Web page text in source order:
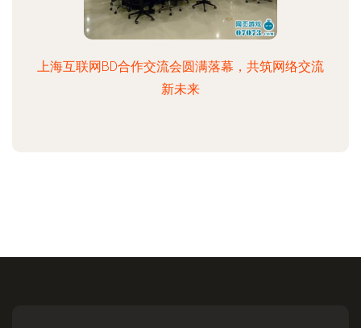
上海互联网BD合作交流会圆满落幕，共筑网络交流
新未来